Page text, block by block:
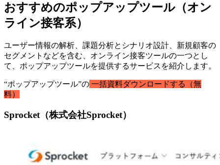
おすすめのポップアップツール（オン
ライン接客系）
ユーザー情報の解析、課題分析とシナリオ設計、新規顧客の
セグメントなどを含む、オンライン接客ツールの一つとし
て、ポップアップツールを提供するサービスを紹介します。
“ポップアップツール”の 一括資料ダウンロードする（無
料）
Sprocket（株式会社Sprocket）